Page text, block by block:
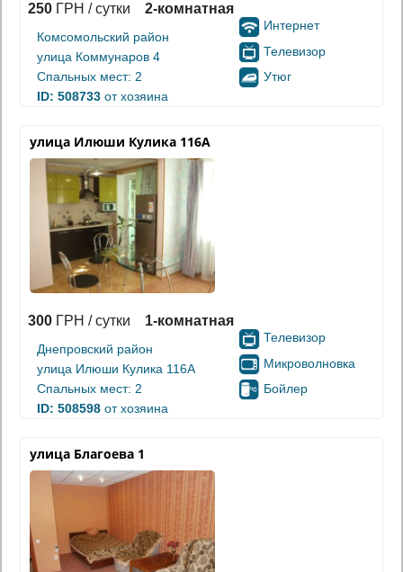
250 ГРН / сутки 2-комнатная
Комсомольский район
улица Коммунаров 4
Спальных мест: 2
ID: 508733 от хозяина
Интернет
Телевизор
Утюг
улица Илюши Кулика 116А
300 ГРН / сутки 1-комнатная
Днепровский район
улица Илюши Кулика 116А
Спальных мест: 2
ID: 508598 от хозяина
Телевизор
Микроволновка
Бойлер
улица Благоева 1